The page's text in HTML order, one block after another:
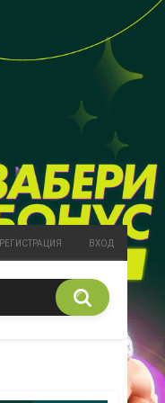
РЕГИСТРАЦИЯ ВХОД